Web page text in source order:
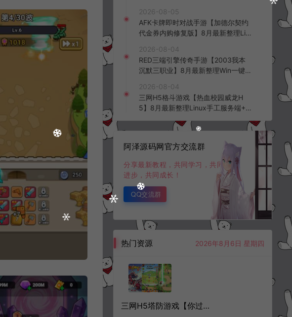
台+全资源安卓+详细搭建教程+视频
教程
2026-08-05
AFK卡牌即时对战手游【加德尔契约
代金券内购修复版】8月最新整理Lin
K授权后台+安卓苹果双端+详细搭建
教程+视频教程
2026-08-04
RED三端引擎传奇手游【2003我本
沉默三职业】8月最新整理Win一键
2026-08-04
三网H5格斗游戏【热血校园威龙H
5】8月最新整理Linux手工服务端+W
户端+详细搭建教程
阿泽源码网官方交流群
分享最新教程，共同学习，共同
进步，共同成长！
QQ交流群
热门资源 2026年8月6日 星期四
三网H5塔防游戏【你过来啊H5】3月最新整理Linux手工服务端+Win一键服务端+解压即玩+简易安卓客户端+详细搭建教程